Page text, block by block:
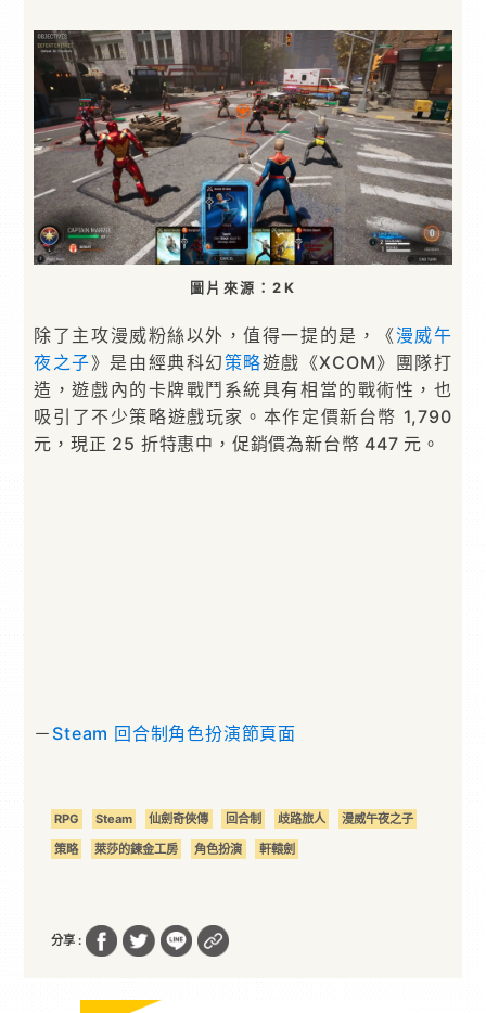
圖片來源：2K
除了主攻漫威粉絲以外，值得一提的是，《漫威午
夜之子》是由經典科幻策略遊戲《XCOM》團隊打
造，遊戲內的卡牌戰鬥系統具有相當的戰術性，也
吸引了不少策略遊戲玩家。本作定價新台幣 1,790
元，現正 25 折特惠中，促銷價為新台幣 447 元。
－ Steam 回合制角色扮演節頁面
RPG Steam 仙劍奇俠傳 回合制 歧路旅人
漫威午夜之子
策略
萊莎的鍊金工房 角色扮演 軒轅劍
分享 :